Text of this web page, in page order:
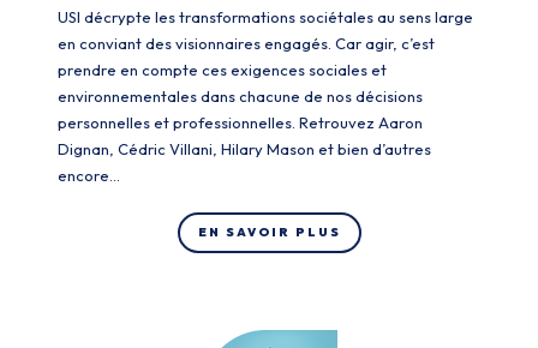
USI décrypte les transformations sociétales au sens large
en conviant des visionnaires engagés. Car agir, c’est
prendre en compte ces exigences sociales et
environnementales dans chacune de nos décisions
personnelles et professionnelles. Retrouvez Aaron
Dignan, Cédric Villani, Hilary Mason et bien d’autres
encore…
EN SAVOIR PLUS